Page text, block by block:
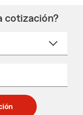
cotización?